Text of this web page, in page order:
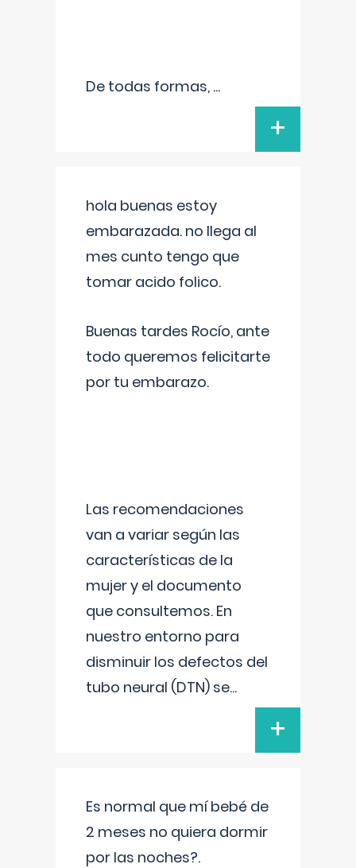
De todas formas, ...
+
hola buenas estoy
embarazada. no llega al
mes cunto tengo que
tomar acido folico.
Buenas tardes Rocío, ante
todo queremos felicitarte
por tu embarazo.
Las recomendaciones
van a variar según las
características de la
mujer y el documento
que consultemos. En
nuestro entorno para
disminuir los defectos del
tubo neural (DTN) se...
+
Es normal que mí bebé de
2 meses no quiera dormir
por las noches?.